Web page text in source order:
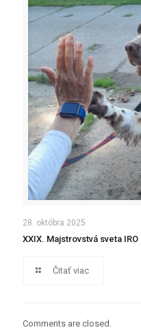
28. októbra 2025
XXIX. Majstrovstvá sveta
Čitať viac
Comments are closed.